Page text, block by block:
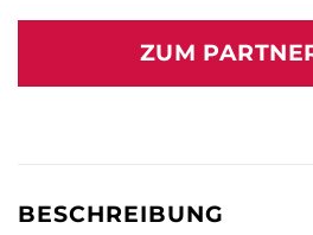
ZUM
BESCHREIBUNG